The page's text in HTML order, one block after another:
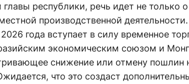
республики, речь идет не только
производственной
года вступает в силу временное
экономическим союзом и
снижение или отмену пошлин
что это создаст